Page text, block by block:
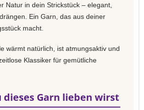
Natur in dein Strickstück – elegant,
Ein Garn, das aus deiner
macht.
wärmt natürlich, ist atmungsaktiv und
Klassiker für gemütliche
dieses Garn lieben wirst